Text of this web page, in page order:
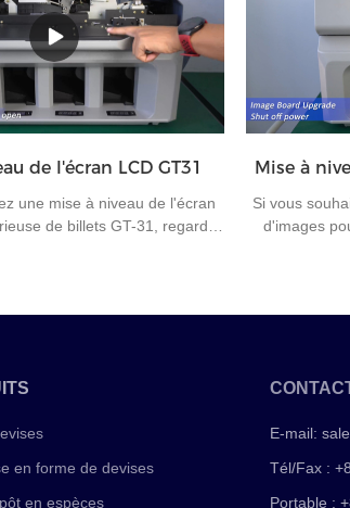
fitness de marque Grace GT-
pour le centre de tri de la
l'efficacité du travail et la
bureautique.
et nous les
banques
seule
problèmes
de l'écran LCD GT31
une mise à niveau de l'écran
de billets GT-31, regardez
ultérieure.
Mise à
Si vous
d'images
contacter
en forme de devises
en espèces
E-mail:
Tél/Fax :
Portable :